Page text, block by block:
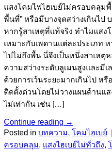
แสงโคมไฟไฮเบย์ไม่ครอบคลุม
พื้นที่” หรือมีบางจุดสว่างเกินไ
หากรู้สาเหตุที่แท้จริง ทำไมแสง
เหมาะกับเพดานแต่ละประเภท
ไปไม่ถึงพื้น นี่จึงเป็นหนึ่งสาเหตุ
ความสว่างระดับลูเมนสูงและมี
ด้วยการเว้นระยะมากเกินไป ห
ติดตั้งด่วนโดยไม่วางแผนด้านแ
ไม่เท่ากัน เช่น […]
Continue reading →
Posted in บทความ, โคมไฮเบย์
ครอบคลุม, แสงไฮเบย์ไม่ทั่วถึง,